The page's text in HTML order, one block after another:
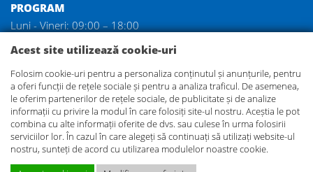
PROGRAM
Luni - Vineri: 09:00 – 18:00
Duminica: inchis
DEZMEMBRARI GAGU
Va asteptam in cel mai mare parc de dezmembrari auto din
zona Bucuresti, unde veti gasi aproape orice piesa pentru
masina Dvs.!
Livram prin curierpiese din dezmembrari auto, in Bucuresti si
in orice localitate din Romania!
Acest site utilizează cookie-uri
Folosim cookie-uri pentru a personaliza conținutul și anunțurile, pentru
a oferi funcții de rețele sociale și pentru a analiza traficul. De asemenea,
le oferim partenerilor de rețele sociale, de publicitate și de analize
informații cu privire la modul în care folosiți site-ul nostru. Aceștia le pot
combina cu alte informații oferite de dvs. sau culese în urma folosirii
serviciilor lor. În cazul în care alegeți să continuați să utilizați website-ul
nostru, sunteți de acord cu utilizarea modulelor noastre cookie.